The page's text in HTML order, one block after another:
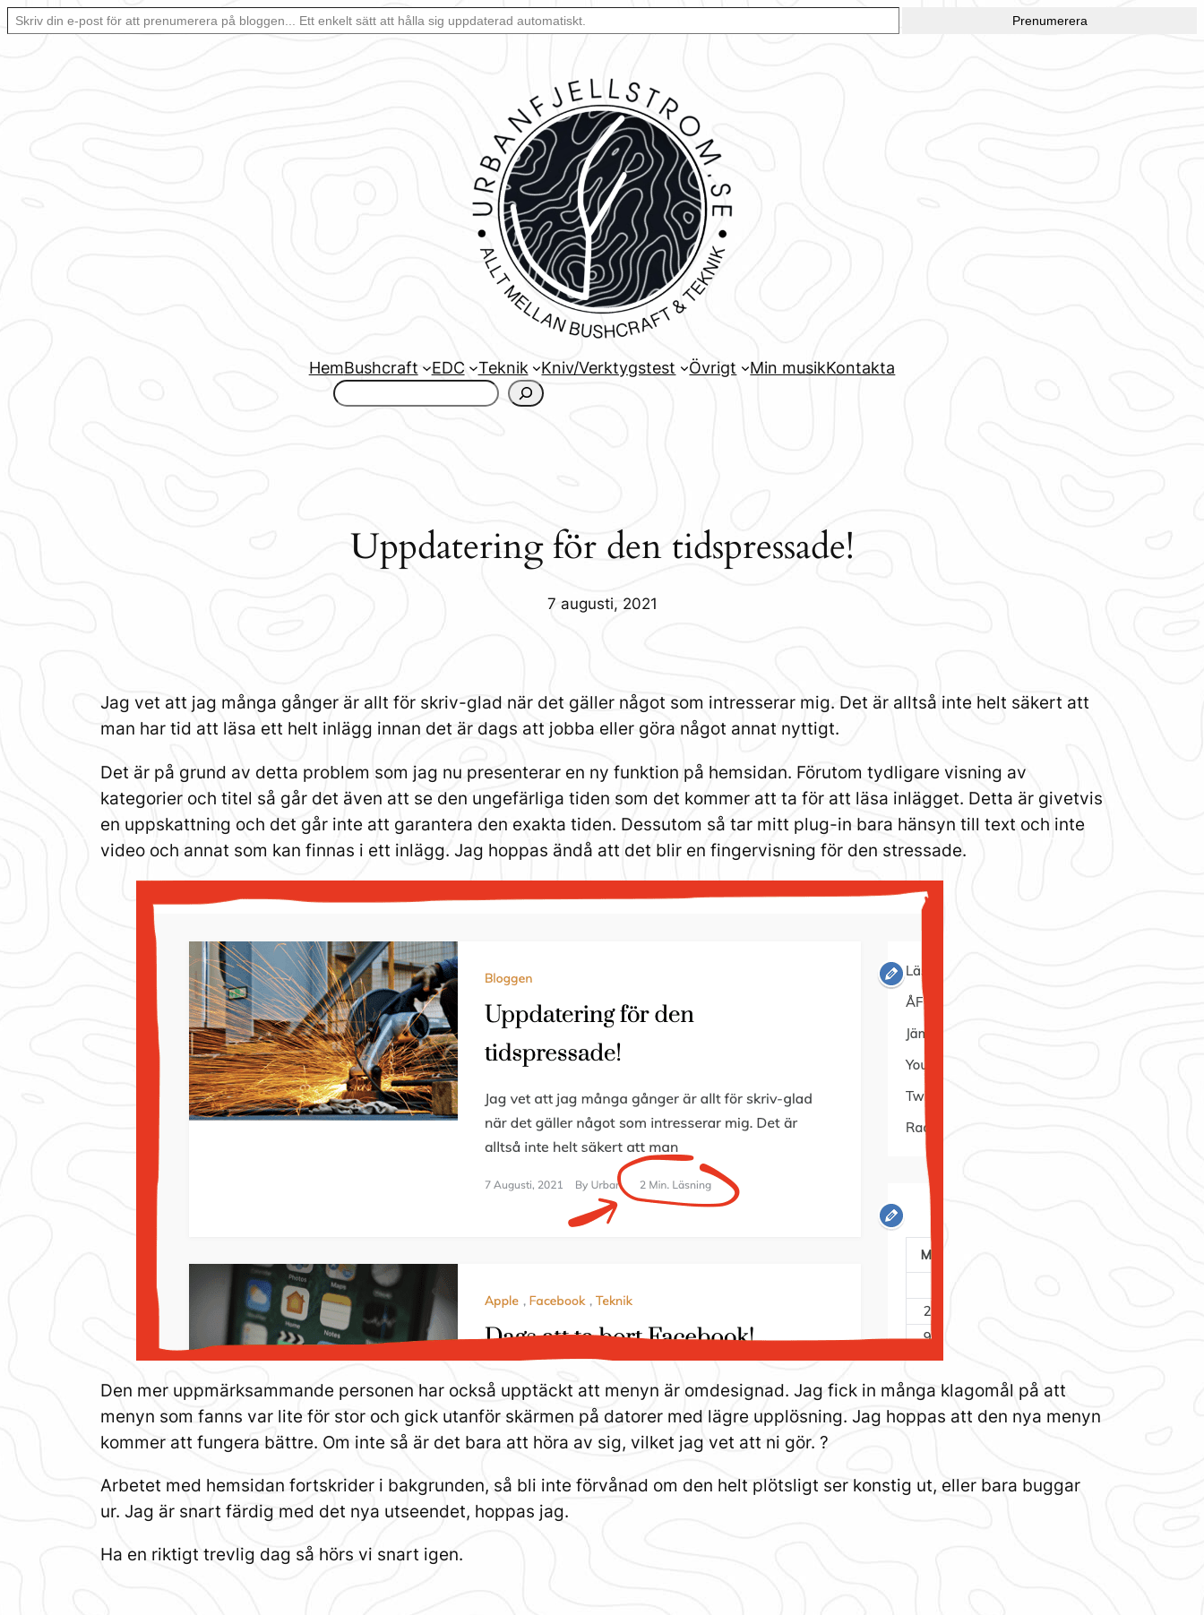
Hoppa
Skriv din e-post för att prenumerera på bloggen… Ett enkelt sätt att hålla sig uppdaterad automatiskt.
Prenumerera
HemBushcraft EDC Teknik Kniv/Verktygstest Övrigt Min musikKontakta
Uppdatering för den tidspressade!
7 augusti, 2021
Jag vet att jag många gånger är allt för skriv-glad när det gäller något som intresserar mig. Det är alltså inte helt säkert att
man har tid att läsa ett helt inlägg innan det är dags att jobba eller göra något annat nyttigt.
Det är på grund av detta problem som jag nu presenterar en ny funktion på hemsidan. Förutom tydligare visning av
kategorier och titel så går det även att se den ungefärliga tiden som det kommer att ta för att läsa inlägget. Detta är givetvis
en uppskattning och det går inte att garantera den exakta tiden. Dessutom så tar mitt plug-in bara hänsyn till text och inte
video och annat som kan finnas i ett inlägg. Jag hoppas ändå att det blir en fingervisning för den stressade.
Den mer uppmärksammande personen har också upptäckt att menyn är omdesignad. Jag fick in många klagomål på att
menyn som fanns var lite för stor och gick utanför skärmen på datorer med lägre upplösning. Jag hoppas att den nya menyn
kommer att fungera bättre. Om inte så är det bara att höra av sig, vilket jag vet att ni gör. ?
Arbetet med hemsidan fortskrider i bakgrunden, så bli inte förvånad om den helt plötsligt ser konstig ut, eller bara buggar
ur. Jag är snart färdig med det nya utseendet, hoppas jag.
Ha en riktigt trevlig dag så hörs vi snart igen.